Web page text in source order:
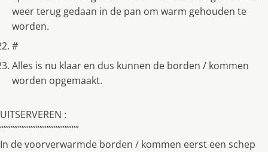
weer terug gedaan in de pan om warm gehouden te
worden.
#
Alles is nu klaar en dus kunnen de borden / kommen
worden opgemaakt.
UITSERVEREN :
“”””””””””””””””””””””
In de voorverwarmde borden / kommen eerst een schep